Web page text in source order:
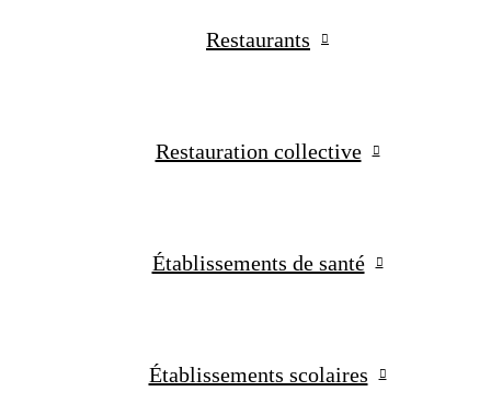
Restaurants
Restauration collective
Établissements de santé
Établissements scolaires